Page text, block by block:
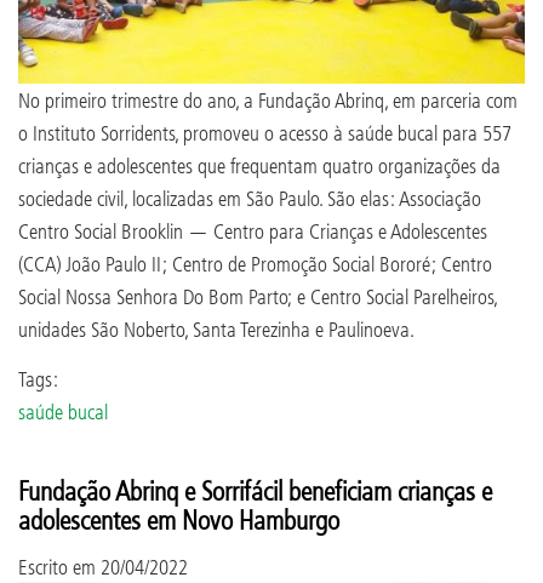
No primeiro trimestre do ano, a Fundação Abrinq, em parceria com
o Instituto Sorridents, promoveu o acesso à saúde bucal para 557
crianças e adolescentes que frequentam quatro organizações da
sociedade civil, localizadas em São Paulo. São elas: Associação
Centro Social Brooklin — Centro para Crianças e Adolescentes
(CCA) João Paulo II; Centro de Promoção Social Bororé; Centro
Social Nossa Senhora Do Bom Parto; e Centro Social Parelheiros,
unidades São Noberto, Santa Terezinha e Paulinoeva.
Tags:
saúde bucal
Fundação Abrinq e Sorrifácil beneficiam crianças e
adolescentes em Novo Hamburgo
Escrito em 20/04/2022